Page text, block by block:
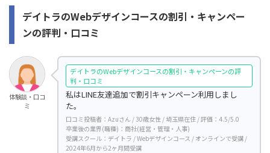
デイトラのWebデザインコースの割引・キャンペー
ンの評判・口コミ
体験談・口コ
ミ
デイトラのWebデザインコースの割引・キャンペーンの評
判・口コミ
私はLINE友達追加で割引キャンペーン利用しまし
た。
口コミ投稿者：Azuさん / 30歳女性 / 埼玉県在住 / 評価：4.5/5.0
卒業後の業界(職種)：商社(経営・管理・人事)
受講スクール：デイトラ / Webデザインコース / オンラインで受講 /
2024年6月から2ヶ月間受講